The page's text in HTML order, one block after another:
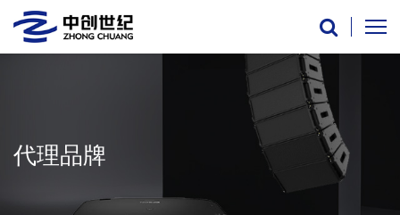
代理品牌